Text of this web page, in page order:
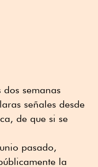
semanas
señales desde
de que si se
pasado,
la